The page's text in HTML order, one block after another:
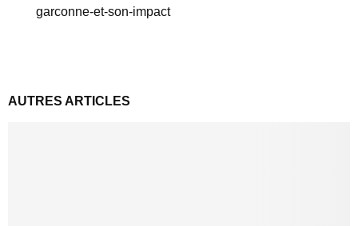
garconne-et-son-impact
AUTRES ARTICLES